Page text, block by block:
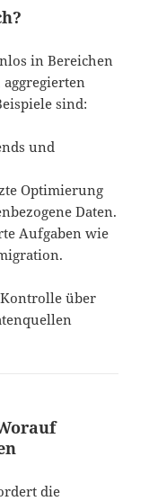
in Bereichen
sind:
und
Optimierung
Daten.
Aufgaben wie
über
die